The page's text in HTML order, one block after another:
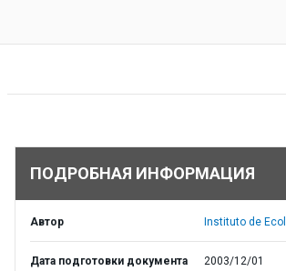
ПОДРОБНАЯ ИНФОРМАЦИЯ
Автор Instituto de
Дата подготовки документа 2003/12/01